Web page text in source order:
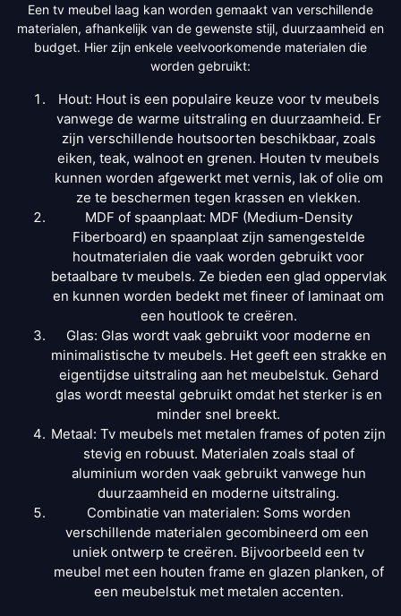
Een tv meubel laag kan worden gemaakt van verschillende
materialen, afhankelijk van de gewenste stijl, duurzaamheid en
budget. Hier zijn enkele veelvoorkomende materialen die
worden gebruikt:
Hout: Hout is een populaire keuze voor tv meubels
vanwege de warme uitstraling en duurzaamheid. Er
zijn verschillende houtsoorten beschikbaar, zoals
eiken, teak, walnoot en grenen. Houten tv meubels
kunnen worden afgewerkt met vernis, lak of olie om
ze te beschermen tegen krassen en vlekken.
MDF of spaanplaat: MDF (Medium-Density
Fiberboard) en spaanplaat zijn samengestelde
houtmaterialen die vaak worden gebruikt voor
betaalbare tv meubels. Ze bieden een glad oppervlak
en kunnen worden bedekt met fineer of laminaat om
een ​​houtlook te creëren.
Glas: Glas wordt vaak gebruikt voor moderne en
minimalistische tv meubels. Het geeft een strakke en
eigentijdse uitstraling aan het meubelstuk. Gehard
glas wordt meestal gebruikt omdat het sterker is en
minder snel breekt.
Metaal: Tv meubels met metalen frames of poten zijn
stevig en robuust. Materialen zoals staal of
aluminium worden vaak gebruikt vanwege hun
duurzaamheid en moderne uitstraling.
Combinatie van materialen: Soms worden
verschillende materialen gecombineerd om een ​​
uniek ontwerp te creëren. Bijvoorbeeld een tv
meubel met een houten frame en glazen planken, of
een meubelstuk met metalen accenten.